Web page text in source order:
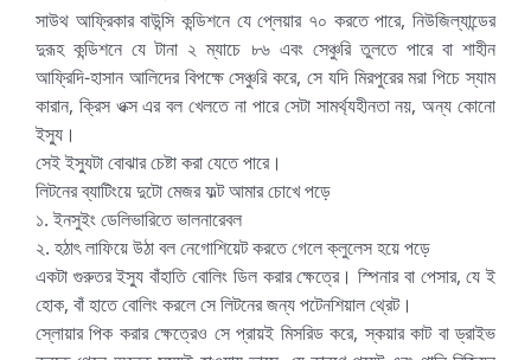
সাউথ আফ্রিকার বাউন্সি কন্ডিশনে যে প্লেয়ার ৭০ করতে পারে, নিউজিল্যান্ডের
দুরূহ কন্ডিশনে যে টানা ২ ম্যাচে ৮৬ এবং সেঞ্চুরি তুলতে পারে বা শাহীন
আফ্রিদি-হাসান আলিদের বিপক্ষে সেঞ্চুরি করে, সে যদি মিরপুরের মরা পিচে স্যাম
কারান, ক্রিস ওক্স এর বল খেলতে না পারে সেটা সামর্থ্যহীনতা নয়, অন্য কোনো
ইস্যু।
সেই ইস্যুটা বোঝার চেষ্টা করা যেতে পারে।
লিটনের ব্যাটিংয়ে দুটো মেজর ফল্ট আমার চোখে পড়ে
১. ইনসুইং ডেলিভারিতে ভালনারেবল
২. হঠাৎ লাফিয়ে উঠা বল নেগোশিয়েট করতে গেলে ক্লুলেস হয়ে পড়ে
একটা গুরুতর ইস্যু বাঁহাতি বোলিং ডিল করার ক্ষেত্রে। স্পিনার বা পেসার, যে ই
হোক, বাঁ হাতে বোলিং করলে সে লিটনের জন্য পটেনশিয়াল থ্রেট।
স্লোয়ার পিক করার ক্ষেত্রেও সে প্রায়ই মিসরিড করে, স্কয়ার কাট বা ড্রাইভ